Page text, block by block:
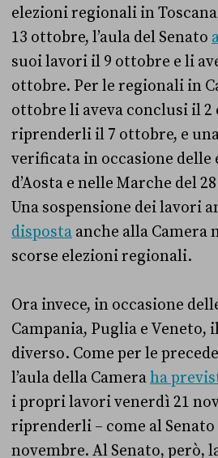
elezioni regionali in
13 ottobre, l’aula del Senato
suoi lavori il 9 ottobre e li
ottobre. Per le regionali in
ottobre li aveva conclusi il
riprenderli il 7 ottobre, e
verificata in occasione delle
d’Aosta e nelle Marche del
Una sospensione dei lavori
disposta anche alla Camera
scorse elezioni regionali.
Ora invece, in occasione
Campania, Puglia e Veneto,
diverso. Come per le
l’aula della Cameraha
i propri lavori venerdì 21
riprenderli – come al
novembre. Al Senato, però,